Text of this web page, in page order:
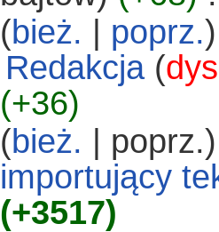
(bież. poprz.)
Redakcja (
(+36)
(bież. | poprz.)
importujący
(+3517)